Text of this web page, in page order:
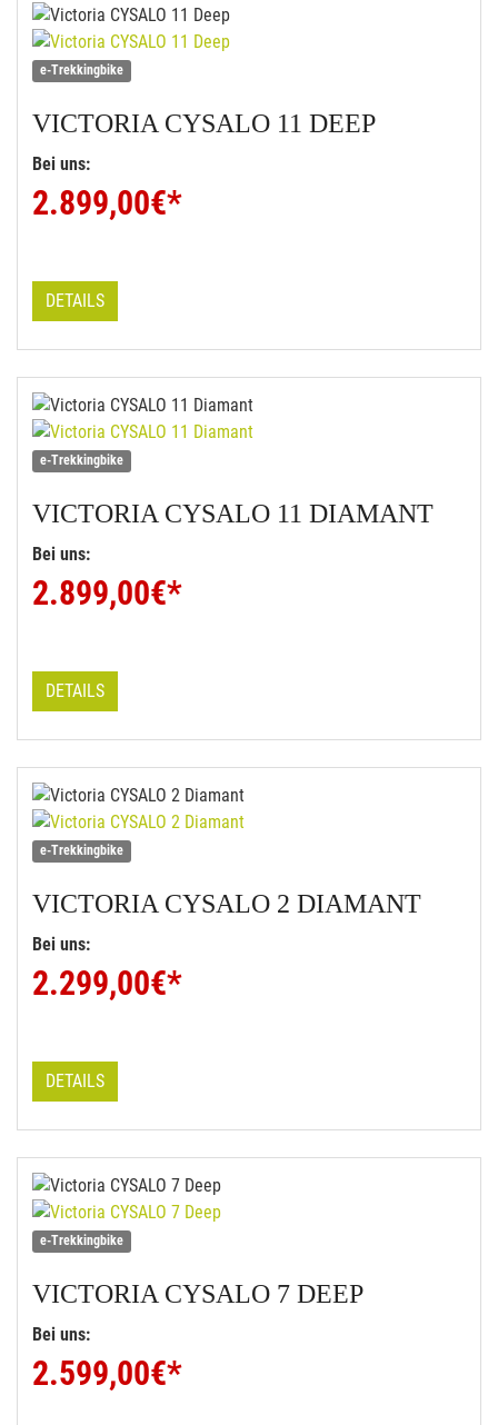
e-Trekkingbike
VICTORIA CYSALO 11 DEEP
Bei uns:
2.899,00€*
DETAILS
e-Trekkingbike
VICTORIA CYSALO 11 DIAMANT
Bei uns:
2.899,00€*
DETAILS
e-Trekkingbike
VICTORIA CYSALO 2 DIAMANT
Bei uns:
2.299,00€*
DETAILS
e-Trekkingbike
VICTORIA CYSALO 7 DEEP
Bei uns:
2.599,00€*